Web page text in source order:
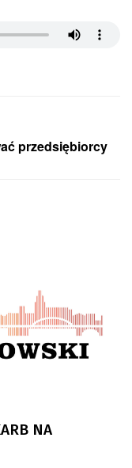
przedsiębiorcy
NA